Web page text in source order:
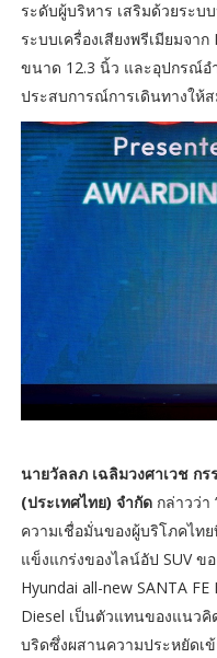
ระดับผู้บริหาร เสริมด้วยระ
ระบบเครื่องเสียงพรีเมียมจา
ขนาด 12.3 นิ้ว และอุปกรณ์อ
ประสบการณ์การเดินทางให้ส
นายวัลลภ เฉลิมวงศาเวช ก
(ประเทศไทย) จำกัด กล่าวว่า
ความเชื่อมั่นของผู้บริโภคไท
แข็งแกร่งของไลน์อัป SUV ข
Hyundai all-new SANTA
Diesel เป็นตัวแทนของแนวคิ
บริดซึ่งผสานความประหยัดเ